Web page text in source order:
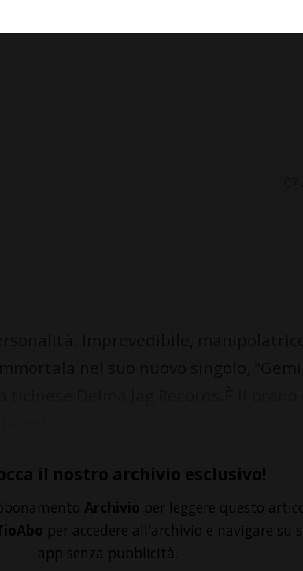
il nostro archivio esclusivo!
Archivio per leggere questo
per accedere all'archivio e navigare su
app senza pubblicità.